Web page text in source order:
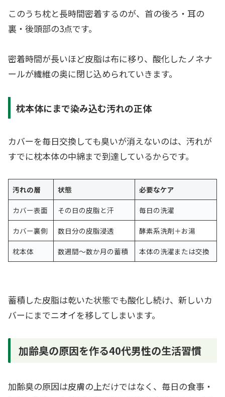
このうち枕と長時間密着するのが、首の後ろ・耳の
裏・後頭部の3点です。
密着時間が長いほど皮脂は布に移り、酸化したノネナ
ールが繊維の奥に閉じ込められていきます。
枕本体にまで染み込む汚れの正体
カバーを毎日交換しても臭いが消えないのは、汚れが
すでに枕本体の中綿まで到達しているからです。
汚れの層 状態 必要なケア
カバー表面 その日の皮脂と汗 毎日の洗濯
カバー裏側 数日分の皮脂浸透 酵素系洗剤＋お湯
枕本体 数週間〜数か月の蓄積 本体の洗濯または交換
蓄積した皮脂は乾いた状態でも酸化し続け、新しいカ
バーにまでニオイを移してしまいます。
加齢臭の原因を作る40代男性の生活習慣
加齢臭の原因は皮膚の上だけではなく、毎日の食事・